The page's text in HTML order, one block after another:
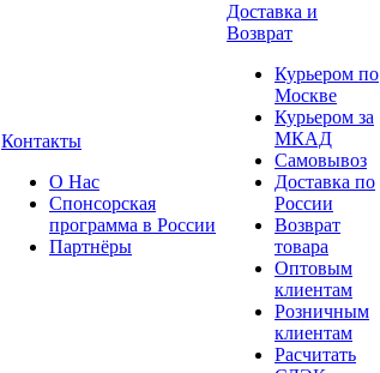
Контакты
О Нас
Спонсорская
программа в России
Партнёры
Доставка и
Возврат
Курьером по
Москве
Курьером за
МКАД
Самовывоз
Доставка по
России
Возврат
товара
Оптовым
клиентам
Розничным
клиентам
Расчитать